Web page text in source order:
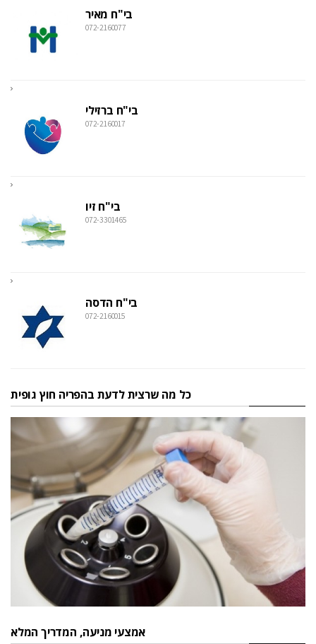
בי"ח מאיר
072-2160077
בי"ח ברזילי
072-2160017
בי"ח זיו
072-3301465
בי"ח הדסה
072-2160015
כל מה שרצית לדעת בהפריה חוץ גופית
אמצעי מניעה, המדריך המלא